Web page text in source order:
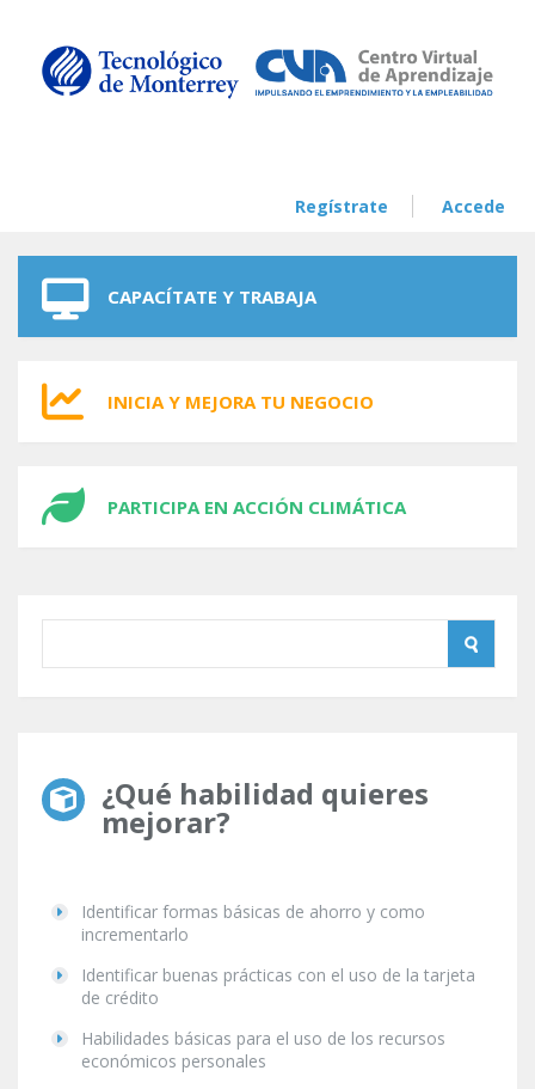
Regístrate Accede
CAPACÍTATE Y TRABAJA
INICIA Y MEJORA TU NEGOCIO
PARTICIPA EN ACCIÓN CLIMÁTICA
¿Qué habilidad quieres
mejorar?
Identificar formas básicas de ahorro y como
incrementarlo
Identificar buenas prácticas con el uso de la tarjeta
de crédito
Habilidades básicas para el uso de los recursos
económicos personales